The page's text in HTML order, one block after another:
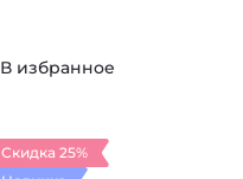
В избранное
Скидка 25%